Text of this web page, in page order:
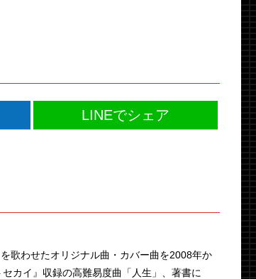
LINEでシェア
歌わせたオリジナル曲・カバー曲を2008年か
カイ』収録の高難易度曲「人生」、著書に